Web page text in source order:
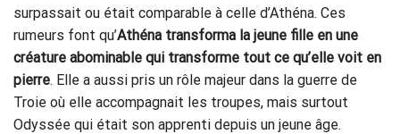
surpassait ou était comparable à celle d’Athéna. Ces
rumeurs font qu’Athéna transforma la jeune fille en une
créature abominable qui transforme tout ce qu’elle voit en
pierre. Elle a aussi pris un rôle majeur dans la guerre de
Troie où elle accompagnait les troupes, mais surtout
Odyssée qui était son apprenti depuis un jeune âge.